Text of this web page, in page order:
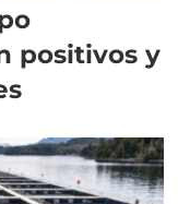
positivos y